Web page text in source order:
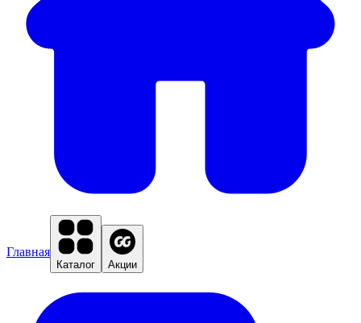
Главная
Каталог Акции